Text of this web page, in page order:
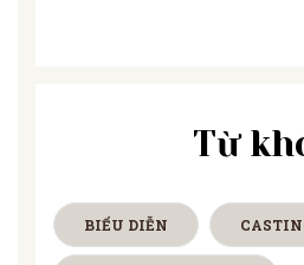
Từ
BIỂU DIỄN